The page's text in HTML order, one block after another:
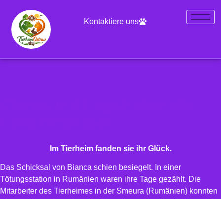
Kontaktiere uns
Im Tierheim fanden sie ihr Glück.
Das Schicksal von Bianca schien besiegelt. In einer
Tötungsstation in Rumänien waren ihre Tage gezählt. Die
Mitarbeiter des Tierheimes in der Smeura (Rumänien) konnten